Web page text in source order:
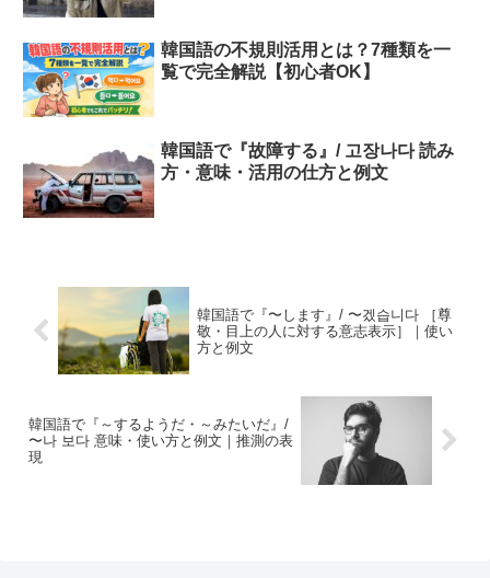
韓国語の不規則活用とは？7種類を一
覧で完全解説【初心者OK】
韓国語で『故障する』/ 고장나다 読み
方・意味・活用の仕方と例文
韓国語で『〜します』/ 〜겠습니다 ［尊
敬・目上の人に対する意志表示］｜使い
方と例文
韓国語で『～するようだ・～みたいだ』/
〜나 보다 意味・使い方と例文｜推測の表
現